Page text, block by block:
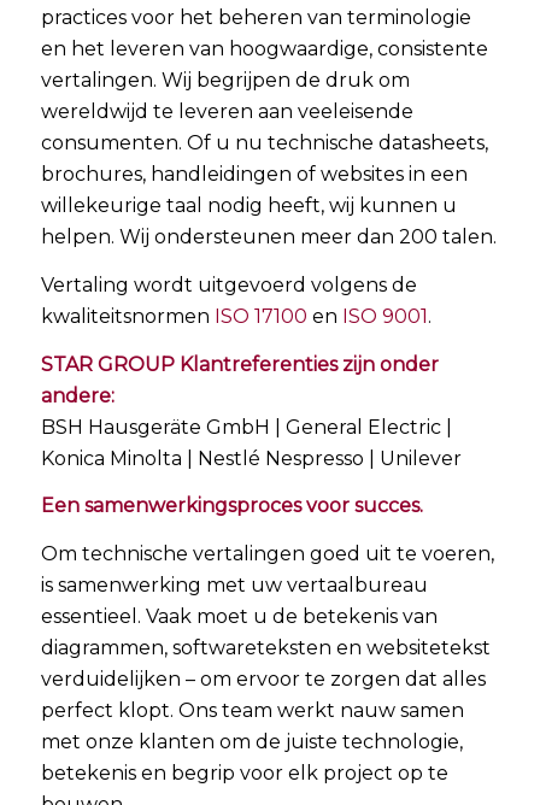
practices voor het beheren van terminologie
en het leveren van hoogwaardige, consistente
vertalingen. Wij begrijpen de druk om
wereldwijd te leveren aan veeleisende
consumenten. Of u nu technische datasheets,
brochures, handleidingen of websites in een
willekeurige taal nodig heeft, wij kunnen u
helpen. Wij ondersteunen meer dan 200 talen.
Vertaling wordt uitgevoerd volgens de
kwaliteitsnormen ISO 17100 en ISO 9001.
STAR GROUP Klantreferenties zijn onder
andere:
BSH Hausgeräte GmbH | General Electric |
Konica Minolta | Nestlé Nespresso | Unilever
Een samenwerkingsproces voor succes.
Om technische vertalingen goed uit te voeren,
is samenwerking met uw vertaalbureau
essentieel. Vaak moet u de betekenis van
diagrammen, softwareteksten en websitetekst
verduidelijken – om ervoor te zorgen dat alles
perfect klopt. Ons team werkt nauw samen
met onze klanten om de juiste technologie,
betekenis en begrip voor elk project op te